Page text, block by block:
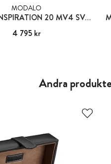
MODALO
MODALO INSPIRATION 20 MV4 SVART EBENHOLTS - FÖR 2 KLOCKOR
Pris:4 795 kr
4 795 kr
Andra